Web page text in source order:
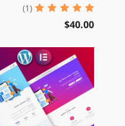
(1)
$40.00